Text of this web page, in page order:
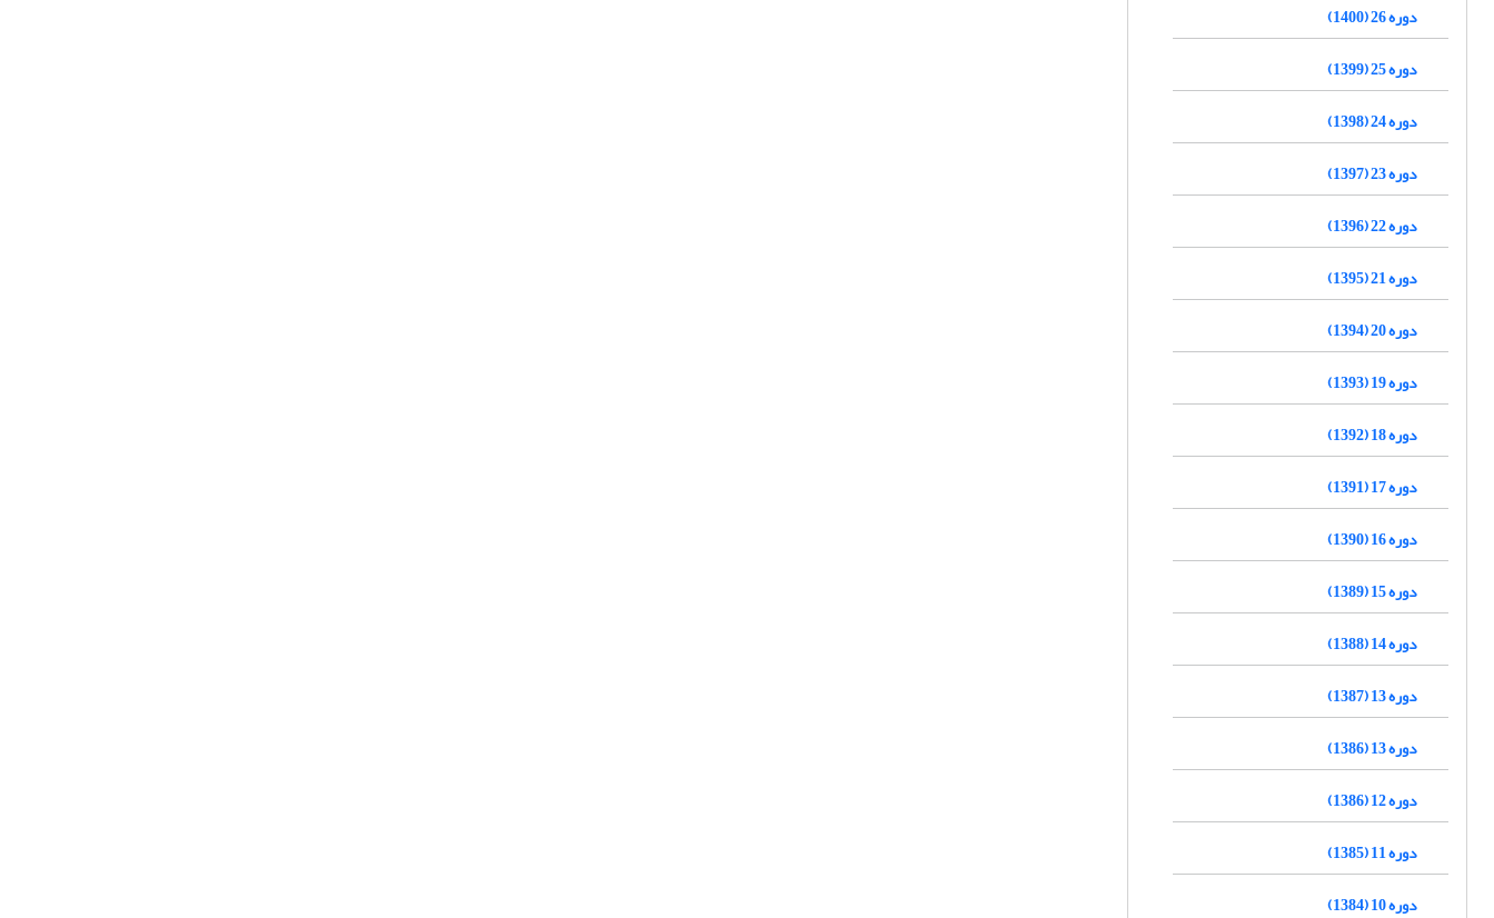
دوره 26 (1400)
دوره 25 (1399)
دوره 24 (1398)
دوره 23 (1397)
دوره 22 (1396)
دوره 21 (1395)
دوره 20 (1394)
دوره 19 (1393)
دوره 18 (1392)
دوره 17 (1391)
دوره 16 (1390)
دوره 15 (1389)
دوره 14 (1388)
دوره 13 (1387)
دوره 13 (1386)
دوره 12 (1386)
دوره 11 (1385)
دوره 10 (1384)